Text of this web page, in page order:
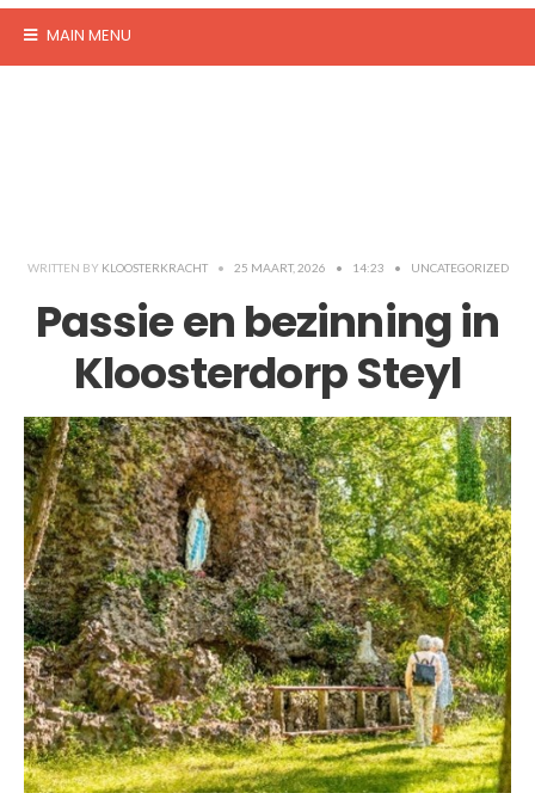
MAIN MENU
WRITTEN BY KLOOSTERKRACHT • 25 MAART, 2026 • 14:23 • UNCATEGORIZED
Passie en bezinning in
Kloosterdorp Steyl